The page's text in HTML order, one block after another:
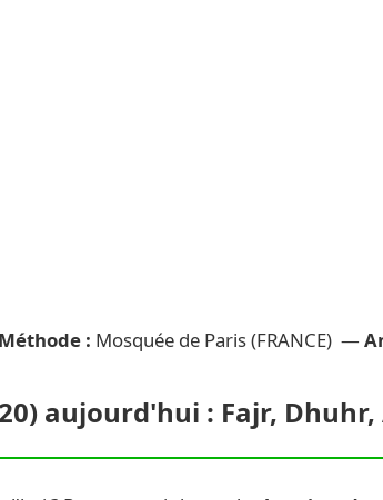
Méthode : Mosquée de Paris (FRANCE) —
aujourd'hui : Fajr,